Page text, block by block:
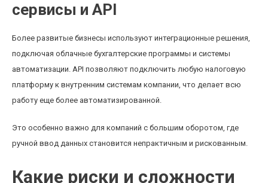
сервисы и API
Более развитые бизнесы используют интеграционные решения,
подключая облачные бухгалтерские программы и системы
автоматизации. API позволяют подключить любую налоговую
платформу к внутренним системам компании, что делает всю
работу еще более автоматизированной.
Это особенно важно для компаний с большим оборотом, где
ручной ввод данных становится непрактичным и рискованным.
Какие риски и сложности